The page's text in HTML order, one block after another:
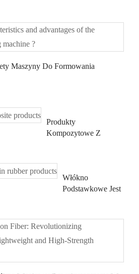
Maszyny Do Formowania
Produkty
Kompozytowe Z
Włókno
Podstawkowe Jest
Gumowych